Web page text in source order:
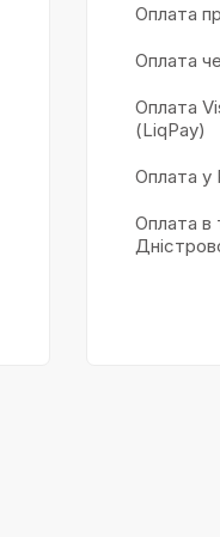
Оплата
Оплата
Оплата
(LiqPay)
Оплата у
Оплата в